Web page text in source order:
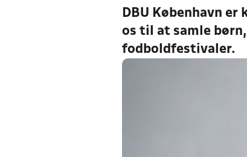
DBU København
os til at samle
fodboldfestivaler.